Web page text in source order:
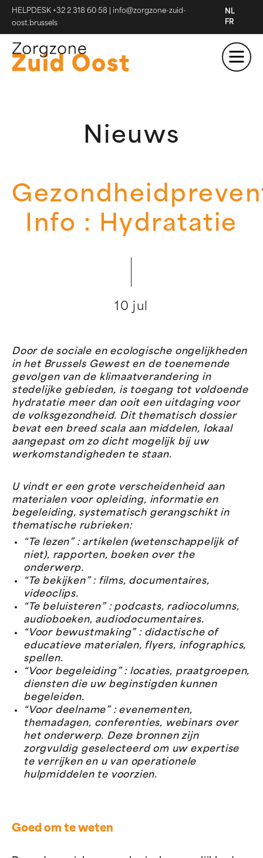
HELPDESK +32 2 318 60 58
info@zorgzone-zuid-
oost.brussels
NL
FR
Nieuws
Info : Hydratatie
10 jul
Door de sociale en ecologische ongelijkheden
in het Brussels Gewest en de toenemende
gevolgen van de klimaatverandering in
stedelijke gebieden, is toegang tot voldoende
hydratatie meer dan ooit een uitdaging voor
de volksgezondheid. Dit thematisch dossier
bevat een breed scala aan middelen, lokaal
aangepast om zo dicht mogelijk bij uw
werkomstandigheden te staan.
U vindt er een grote verscheidenheid aan
materialen voor opleiding, informatie en
begeleiding, systematisch gerangschikt in
thematische rubrieken:
“Te lezen” : artikelen (wetenschappelijk of
niet), rapporten, boeken over the
onderwerp.
“Te bekijken” : films, documentaires,
videoclips.
“Te beluisteren” : podcasts, radiocolumns,
audioboeken, audiodocumentaires.
“Voor bewustmaking” : didactische of
educatieve materialen, flyers, infographics,
spellen.
“Voor begeleiding” : locaties, praatgroepen,
diensten die uw beginstigden kunnen
begeleiden.
“Voor deelname” : evenementen,
themadagen, conferenties, webinars over
het onderwerp. Deze bronnen zijn
zorgvuldig geselecteerd om uw expertise
te verrijken en u van operationele
hulpmiddelen te voorzien.
Goed om te weten